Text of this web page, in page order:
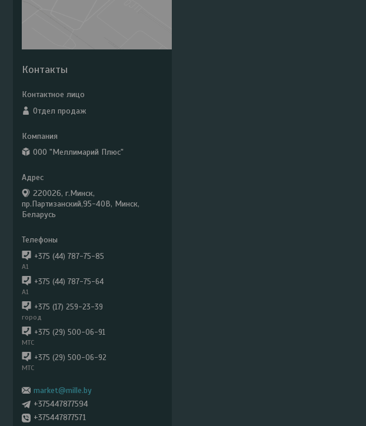
Контакты
Отдел продаж
ООО "Меллимарий Плюс"
220026, г.Минск,
пр.Партизанский,95-40В, Минск,
Беларусь
+375 (44) 787-75-85
А1
+375 (44) 787-75-64
А1
+375 (17) 259-23-39
город
+375 (29) 500-06-91
МТС
+375 (29) 500-06-92
МТС
market@mille.by
+375447877594
+375447877571